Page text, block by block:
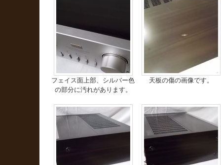
フェイス面上部、シルバー色
の部分に汚れがあります。
天板の傷の画像です。